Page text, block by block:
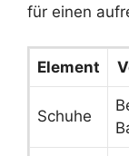
für einen
Element
Schuhe